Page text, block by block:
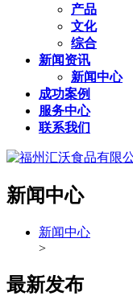
产品
文化
综合
新闻资讯
新闻中心
成功案例
服务中心
联系我们
新闻中心
新闻中心
>
最新发布